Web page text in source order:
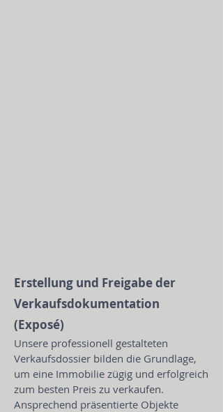
Erstellung und Freigabe der
Verkaufsdokumentation
(Exposé)
Unsere professionell gestalteten
Verkaufsdossier bilden die Grundlage,
um eine Immobilie zügig und erfolgreich
zum besten Preis zu verkaufen.
Ansprechend präsentierte Objekte